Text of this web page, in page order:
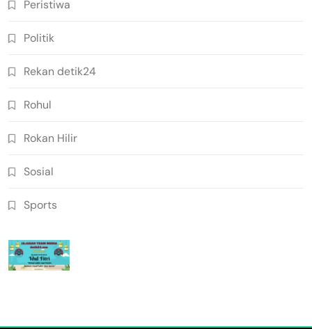
Peristiwa
Politik
Rekan detik24
Rohul
Rokan Hilir
Sosial
Sports